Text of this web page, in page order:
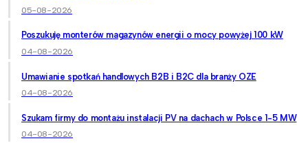
05-08-2026
Poszukuję monterów magazynów energii o mocy powyżej 100 kW
04-08-2026
Umawianie spotkań handlowych B2B i B2C dla branży OZE
04-08-2026
Szukam firmy do montażu instalacji PV na dachach w Polsce 1-5 MW
04-08-2026